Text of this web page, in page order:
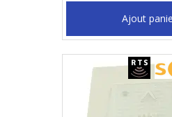
Ajout